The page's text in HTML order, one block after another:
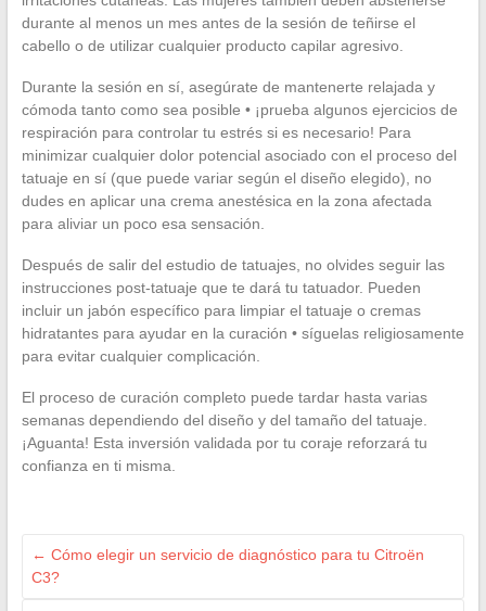
durante al menos un mes antes de la sesión de teñirse el
cabello o de utilizar cualquier producto capilar agresivo.
Durante la sesión en sí, asegúrate de mantenerte relajada y
cómoda tanto como sea posible • ¡prueba algunos ejercicios de
respiración para controlar tu estrés si es necesario! Para
minimizar cualquier dolor potencial asociado con el proceso del
tatuaje en sí (que puede variar según el diseño elegido), no
dudes en aplicar una crema anestésica en la zona afectada
para aliviar un poco esa sensación.
Después de salir del estudio de tatuajes, no olvides seguir las
instrucciones post-tatuaje que te dará tu tatuador. Pueden
incluir un jabón específico para limpiar el tatuaje o cremas
hidratantes para ayudar en la curación • síguelas religiosamente
para evitar cualquier complicación.
El proceso de curación completo puede tardar hasta varias
semanas dependiendo del diseño y del tamaño del tatuaje.
¡Aguanta! Esta inversión validada por tu coraje reforzará tu
confianza en ti misma.
← Cómo elegir un servicio de diagnóstico para tu Citroën
C3?